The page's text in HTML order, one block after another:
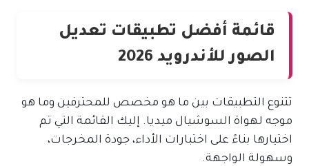
قائمة أفضل تطبيقات تعديل
الصور للأندرويد 2026
تتنوع التطبيقات بين ما هو مخصص للمحترفين وما هو
موجه لهواة السوشيال ميديا. إليك القائمة التي تم
اختيارها بناءً على اختبارات الأداء، جودة المخرجات،
وسهولة الواجهة.